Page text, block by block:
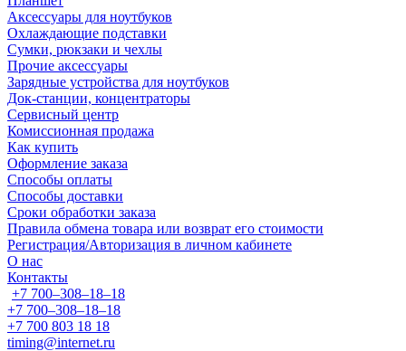
Аксессуары для ноутбуков
Охлаждающие подставки
Сумки, рюкзаки и чехлы
Прочие аксессуары
Зарядные устройства для ноутбуков
Док-станции, концентраторы
Сервисный центр
Комиссионная продажа
Как купить
Оформление заказа
Способы оплаты
Способы доставки
Сроки обработки заказа
Правила обмена товара или возврат его стоимости
Регистрация/Авторизация в личном кабинете
О нас
Контакты
+7 700‒308‒18‒18
+7 700‒308‒18‒18
+7 700 803 18 18
timing@internet.ru